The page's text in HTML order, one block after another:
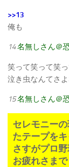
>>13
俺も
14名無しさん＠
笑って笑って笑
泣き虫なんてさ
15名無しさん＠
セレモニー
たテープを
さすがプロ
お疲れさま